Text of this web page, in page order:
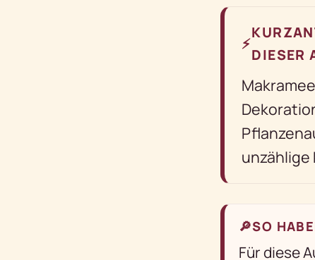
⚡
DIESER
🔎SO
Für diese